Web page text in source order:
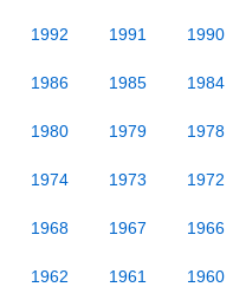
1992 1991 1990
1986 1985 1984
1980 1979 1978
1974 1973 1972
1968 1967 1966
1962 1961 1960